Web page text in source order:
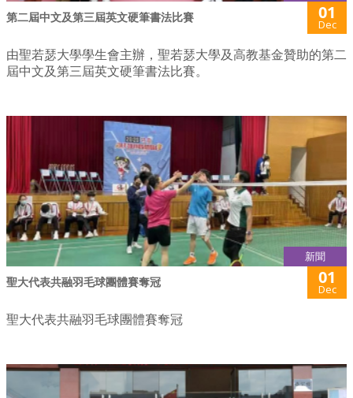
第二屆中文及第三屆英文硬筆書法比賽 01
Dec
由聖若瑟大學學生會主辦，聖若瑟大學及高教基金贊助的第二
屆中文及第三屆英文硬筆書法比賽。
新聞
聖大代表共融羽毛球團體賽奪冠 01
Dec
聖大代表共融羽毛球團體賽奪冠